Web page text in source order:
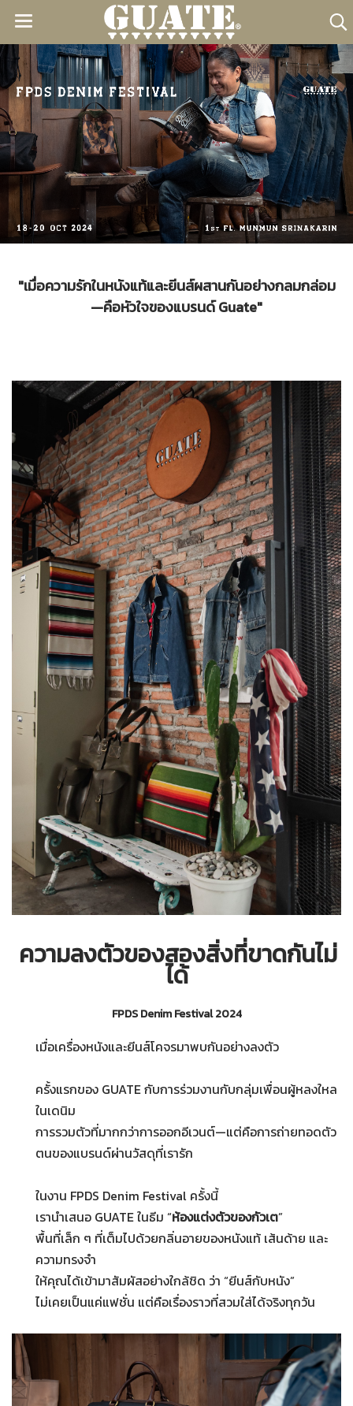
"เมื่อความรักในหนังแท้และยีนส์ผสานกันอย่างกลมกล่อม
—คือหัวใจของแบรนด์ Guate"
ความลงตัวของสองสิ่งที่ขาดกันไม่
ได้
FPDS Denim Festival 2024
เมื่อเครื่องหนังและยีนส์โคจรมาพบกันอย่างลงตัว
ครั้งแรกของ GUATE กับการร่วมงานกับกลุ่มเพื่อนผู้หลงใหล
ในเดนิม
การรวมตัวที่มากกว่าการออกอีเวนต์—แต่คือการถ่ายทอดตัว
ตนของแบรนด์ผ่านวัสดุที่เรารัก
ในงาน FPDS Denim Festival ครั้งนี้
เรานำเสนอ GUATE ในธีม “ห้องแต่งตัวของกัวเต”
พื้นที่เล็ก ๆ ที่เต็มไปด้วยกลิ่นอายของหนังแท้ เส้นด้าย และ
ความทรงจำ
ให้คุณได้เข้ามาสัมผัสอย่างใกล้ชิด ว่า “ยีนส์กับหนัง”
ไม่เคยเป็นแค่แฟชั่น แต่คือเรื่องราวที่สวมใส่ได้จริงทุกวัน